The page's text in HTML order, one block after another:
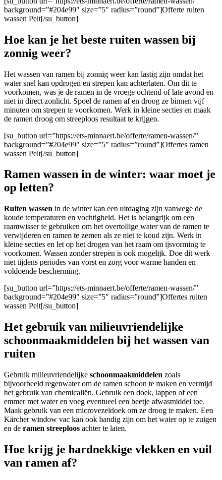
background=”#204e99″ size=”5″ radius=”round”]Offerte ruiten
wassen Pelt[/su_button]
Hoe kan je het beste ruiten wassen bij
zonnig weer?
Het wassen van ramen bij zonnig weer kan lastig zijn omdat het
water snel kan opdrogen en strepen kan achterlaten. Om dit te
voorkomen, was je de ramen in de vroege ochtend of late avond en
niet in direct zonlicht. Spoel de ramen af en droog ze binnen vijf
minuten om strepen te voorkomen. Werk in kleine secties en maak
de ramen droog om streeploos resultaat te krijgen.
[su_button url=”https://ets-minnaert.be/offerte/ramen-wassen/”
background=”#204e99″ size=”5″ radius=”round”]Offertes ramen
wassen Pelt[/su_button]
Ramen wassen in de winter: waar moet je
op letten?
Ruiten wassen in de winter kan een uitdaging zijn vanwege de
koude temperaturen en vochtigheid. Het is belangrijk om een
raamwisser te gebruiken om het overtollige water van de ramen te
verwijderen en ramen te zemen als ze niet te koud zijn. Werk in
kleine secties en let op het drogen van het raam om ijsvorming te
voorkomen. Wassen zonder strepen is ook mogelijk. Doe dit werk
niet tijdens periodes van vorst en zorg voor warme handen en
voldoende bescherming.
[su_button url=”https://ets-minnaert.be/offerte/ramen-wassen/”
background=”#204e99″ size=”5″ radius=”round”]Offertes ruiten
wassen Pelt[/su_button]
Het gebruik van milieuvriendelijke
schoonmaakmiddelen bij het wassen van
ruiten
Gebruik milieuvriendelijke schoonmaakmiddelen zoals
bijvoorbeeld regenwater om de ramen schoon te maken en vermijd
het gebruik van chemicaliën. Gebruik een doek, lappen of een
emmer met water en voeg eventueel een beetje afwasmiddel toe.
Maak gebruik van een microvezeldoek om ze droog te maken. Een
Kärcher window vac kan ook handig zijn om het water op te zuigen
en de ramen streeploos achter te laten.
Hoe krijg je hardnekkige vlekken en vuil
van ramen af?